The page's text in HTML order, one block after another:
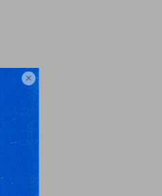
